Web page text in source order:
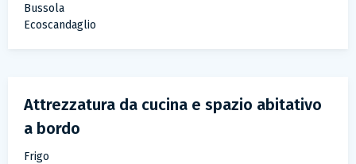
Bussola
Ecoscandaglio
Attrezzatura da cucina e spazio abitativo
a bordo
Frigo